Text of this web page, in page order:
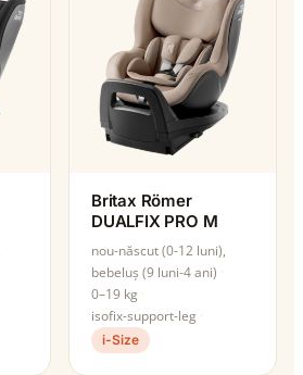
Britax Römer
DUALFIX PRO M
nou-născut (0-12 luni),
bebeluș (9 luni-4 ani)
0–19 kg
isofix-support-leg
i-Size